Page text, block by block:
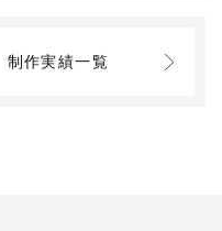
制作実績一覧